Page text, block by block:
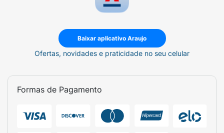
Baixar aplicativo Araujo
Ofertas, novidades e praticidade no seu celular
Formas de Pagamento